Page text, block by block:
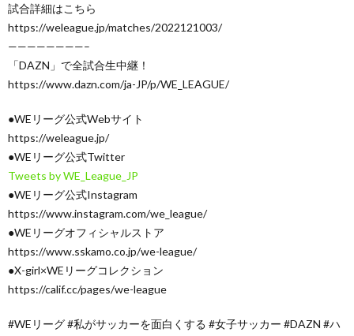
試合詳細はこちら
https://weleague.jp/matches/2022121003/
————————–
「DAZN」で全試合生中継！
https://www.dazn.com/ja-JP/p/WE_LEAGUE/
●WEリーグ公式Webサイト
https://weleague.jp/
●WEリーグ公式Twitter
Tweets by WE_League_JP
●WEリーグ公式Instagram
https://www.instagram.com/we_league/
●WEリーグオフィシャルストア
https://www.sskamo.co.jp/we-league/
●X-girl×WEリーグコレクション
https://calif.cc/pages/we-league
#WEリーグ #私がサッカーを面白くする #女子サッカー #DAZN #ハ